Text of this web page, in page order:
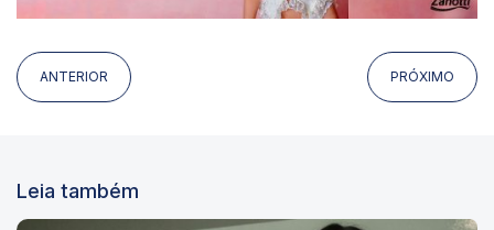
ANTERIOR PRÓXIMO
Leia também